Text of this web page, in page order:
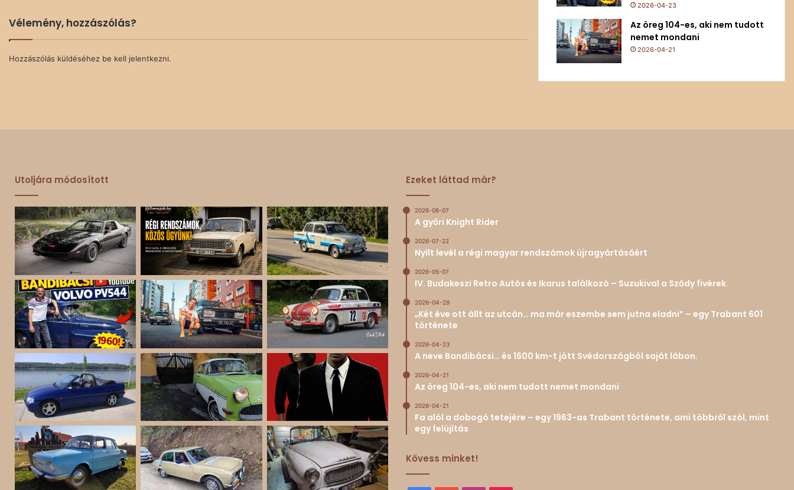
Vélemény, hozzászólás?
Hozzászólás küldéséhez be kell jelentkezni.
2026-04-23
Az öreg 104-es, aki nem tudott
nemet mondani
2026-04-21
Utoljára módosított Ezeket láttad már?
2026-08-07
A győri Knight Rider
2026-07-22
Nyílt levél a régi magyar rendszámok újragyártásáért
2026-05-07
IV. Budakeszi Retro Autós és Ikarus találkozó – Suzukival a Sződy fivérek
2026-04-29
„Két éve ott állt az utcán… ma már eszembe sem jutna eladni” – egy Trabant 601
története
2026-04-23
A neve Bandibácsi… és 1600 km-t jött Svédországból saját lábon.
2026-04-21
Az öreg 104-es, aki nem tudott nemet mondani
2026-04-21
Fa alól a dobogó tetejére – egy 1963-as Trabant története, ami többről szól, mint
egy felújítás
Kövess minket!